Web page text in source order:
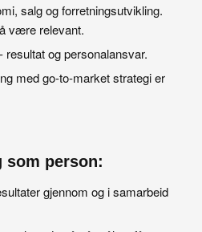
salg og forretningsutvikling.
være relevant.
resultat og personalansvar.
med go-to-market strategi er
som person:
gjennom og i samarbeid